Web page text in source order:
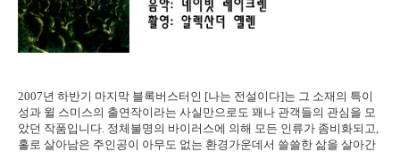
2007년 하반기 마지막 블록버스터인 [나는 전설이다]는 그 소재의 특이
성과 윌 스미스의 출연작이라는 사실만으로도 꽤나 관객들의 관심을 모
았던 작품입니다. 정체불명의 바이러스에 의해 모든 인류가 좀비화되고,
홀로 살아남은 주인공이 아무도 없는 환경가운데서 쓸쓸한 삶을 살아간